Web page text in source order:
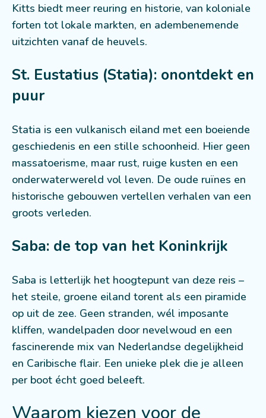
Kitts biedt meer reuring en historie, van koloniale
forten tot lokale markten, en adembenemende
uitzichten vanaf de heuvels.
St. Eustatius (Statia): onontdekt en
puur
Statia is een vulkanisch eiland met een boeiende
geschiedenis en een stille schoonheid. Hier geen
massatoerisme, maar rust, ruige kusten en een
onderwaterwereld vol leven. De oude ruïnes en
historische gebouwen vertellen verhalen van een
groots verleden.
Saba: de top van het Koninkrijk
Saba is letterlijk het hoogtepunt van deze reis –
het steile, groene eiland torent als een piramide
op uit de zee. Geen stranden, wél imposante
kliffen, wandelpaden door nevelwoud en een
fascinerende mix van Nederlandse degelijkheid
en Caribische flair. Een unieke plek die je alleen
per boot écht goed beleeft.
Waarom kiezen voor de